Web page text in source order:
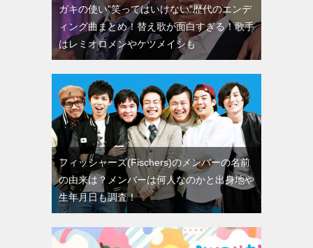
ガキの使い”笑ってはいけない”歴代のエンデ
ィング曲まとめ！替え歌が面白すぎる！歌手
はレミオロメンやケツメイシも
フィッシャーズ(Fischers)のメンバーの名前
の由来は？メンバーは何人なのかと出身地や
生年月日も調査！